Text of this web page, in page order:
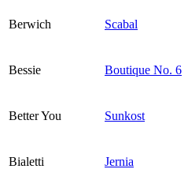
Berwich Scabal
Bessie Boutique No. 6
Better You Sunkost
Bialetti Jernia